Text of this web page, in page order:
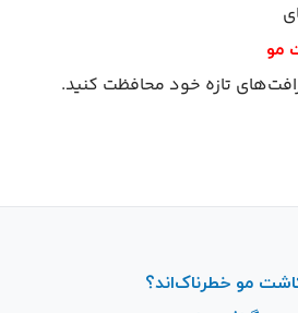
مو
تازه خود محافظت کنید.
مو خطرناک‌اند؟